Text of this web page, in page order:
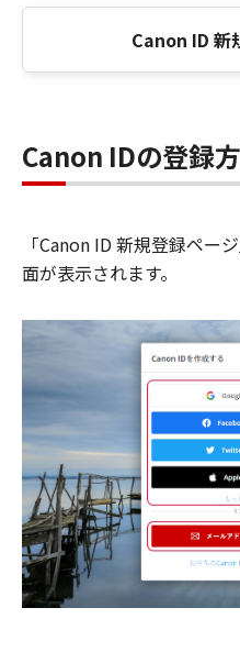
Canon ID 新
Canon IDの登録
「Canon ID 新規登録ペー
面が表示されます。